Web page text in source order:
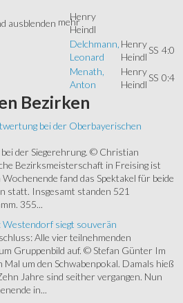
mehrHenry
Heindl
Delchmann,
Leonard
Henry
Heindl
SS 4:0
Menath,
Anton
Henry
Heindl
SS 0:4
Bezirken
bei der Oberbayerischen
der Siegerehrung. © Christian
Bezirksmeisterschaft in Freising ist
fand das Spektakel für beide
statt. Insgesamt standen 521
355...
Westendorf siegt souverän
Alle vier teilnehmenden
Gruppenbild auf. © Stefan Günter Im
Mal um den Schwabenpokal. Damals hieß
Jahre sind seither vergangen. Nun
in...